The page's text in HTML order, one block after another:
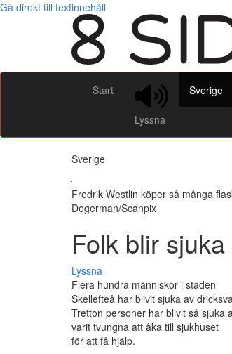
Gå direkt till textinnehåll
Start
Lyssna
Sverige
Sverige
Fredrik Westlin köper så många
Degerman/Scanpix
Folk blir
Lyssna
Flera hundra människor i staden
Skellefteå har blivit sjuka av
Tretton personer har blivit så sjuka
varit tvungna att åka till sjukhuset
för att få hjälp.